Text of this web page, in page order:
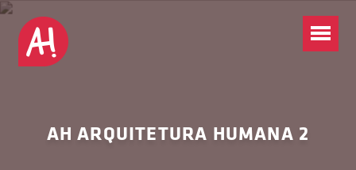
AH ARQUITETURA HUMANA 2